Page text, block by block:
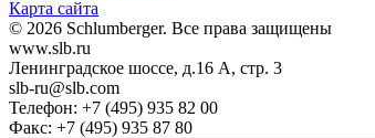
Карта сайта
© 2026 Schlumberger. Все права защищены
www.slb.ru
Ленинградское шоссе, д.16 А, стр. 3
slb-ru@slb.com
Телефон: +7 (495) 935 82 00
Факс: +7 (495) 935 87 80